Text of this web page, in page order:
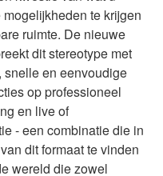
te krijgen
ruimte. De nieuwe
dit stereotype met
en eenvoudige
op professioneel
en live of
- een combinatie die in
dit formaat te vinden
wereld die zowel